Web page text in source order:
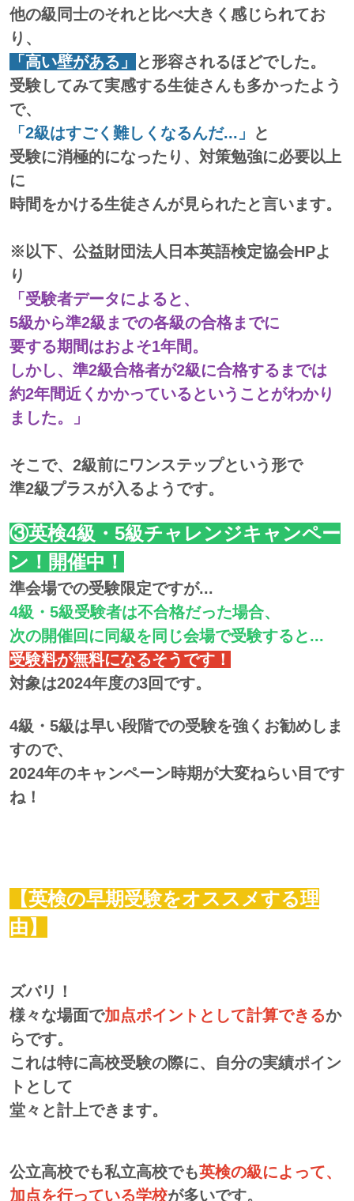
他の級同士のそれと比べ大きく感じられてお
り、
「高い壁がある」
と形容されるほどでした。
受験してみて実感する生徒さんも多かったよう
で、
「2級はすごく難しくなるんだ...」
と
受験に消極的になったり、対策勉強に必要以上
に
時間をかける生徒さんが見られたと言います。
※以下、公益財団法人日本英語検定協会HPよ
り
「受験者データによると、
5級から準2級までの各級の合格までに
要する期間はおよそ1年間。
しかし、準2級合格者が2級に合格するまでは
約2年間近くかかっているということがわかり
ました。」
そこで、2級前にワンステップという形で
準2級プラスが入るようです。
③英検4級・5級チャレンジキャンペー
ン！開催中！
準会場での受験限定ですが...
4級・5級受験者は不合格だった場合、
次の開催回に同級を同じ会場で受験すると...
受験料が無料になるそうです！
対象は2024年度の3回です。
4級・5級は早い段階での受験を強くお勧めしま
すので、
2024年のキャンペーン時期が大変ねらい目です
ね！
【英検の早期受験をオススメする理
由】
ズバリ！
様々な場面で加点ポイントとして計算できるか
らです。
これは特に高校受験の際に、自分の実績ポイン
トとして
堂々と計上できます。
公立高校でも私立高校でも英検の級によって、
加点を行っている学校が多いです。